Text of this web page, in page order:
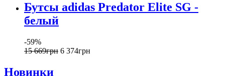
Бутсы adidas Predator Elite SG -
белый
-59%
15 669грн 6 374грн
Новинки